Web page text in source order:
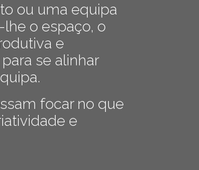
ou uma equipa
o espaço, o
e
se alinhar
focar no que
e